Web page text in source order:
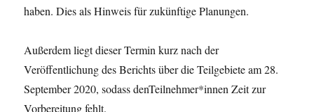
haben. Dies als Hinweis für zukünftige Planungen.
Außerdem liegt dieser Termin kurz nach der
Veröffentlichung des Berichts über die Teilgebiete am 28.
September 2020, sodass denTeilnehmer*innen Zeit zur
Vorbereitung fehlt.